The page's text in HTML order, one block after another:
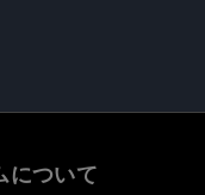
について